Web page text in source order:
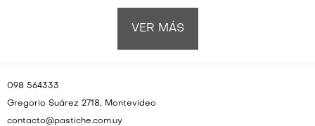
VER MÁS
098 564333
Gregorio Suárez 2718, Montevideo
contacto@pastiche.com.uy